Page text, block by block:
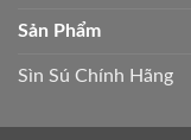
Sản Phẩm
Sìn Sú Chính Hãng